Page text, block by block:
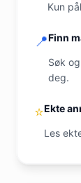
Kun
📍Finn
Søk
deg.
⭐Ekte
Les